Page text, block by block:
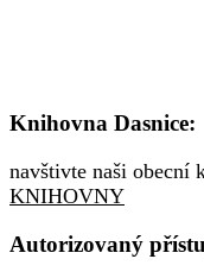
Knihovna Dasnice:
navštivte naši obecní
KNIHOVNY
Autorizovaný